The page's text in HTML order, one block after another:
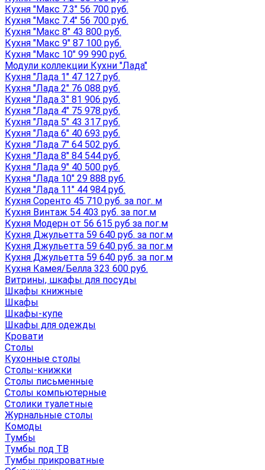
Кухня "Макс 7.3" 56 700 руб.
Кухня "Макс 7.4" 56 700 руб.
Кухня "Макс 8" 43 800 руб.
Кухня "Макс 9" 87 100 руб.
Кухня "Макс 10" 99 990 руб.
Модули коллекции Кухни "Лада"
Кухня "Лада 1" 47 127 руб.
Кухня "Лада 2" 76 088 руб.
Кухня "Лада 3" 81 906 руб.
Кухня "Лада 4" 75 978 руб.
Кухня "Лада 5" 43 317 руб.
Кухня "Лада 6" 40 693 руб.
Кухня "Лада 7" 64 502 руб.
Кухня "Лада 8" 84 544 руб.
Кухня "Лада 9" 40 500 руб.
Кухня "Лада 10" 29 888 руб.
Кухня "Лада 11" 44 984 руб.
Кухня Соренто 45 710 руб. за пог. м
Кухня Винтаж 54 403 руб. за пог.м
Кухня Модерн от 56 615 руб за пог.м
Кухня Джульетта 59 640 руб. за пог.м
Кухня Джульетта 59 640 руб. за пог.м
Кухня Джульетта 59 640 руб. за пог.м
Кухня Камея/Белла 323 600 руб.
Витрины, шкафы для посуды
Шкафы книжные
Шкафы
Шкафы-купе
Шкафы для одежды
Кровати
Столы
Кухонные столы
Столы-книжки
Столы письменные
Столы компьютерные
Столики туалетные
Журнальные столы
Комоды
Тумбы
Тумбы под ТВ
Тумбы прикроватные